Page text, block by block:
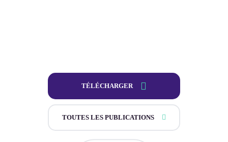
TÉLÉCHARGER
TOUTES LES PUBLICATIONS